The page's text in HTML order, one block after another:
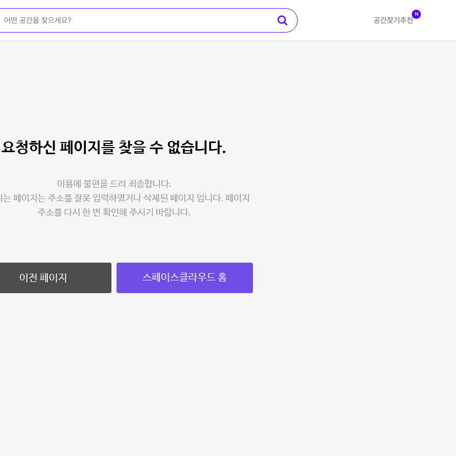
공간찾기 추천
N
요청하신 페이지를 찾을 수 없습니다.
이용에 불편을 드려 죄송합니다.
는 페이지는 주소를 잘못 입력하였거나 삭제된 페이지 입니다. 페이지
주소를 다시 한 번 확인해 주시기 바랍니다.
이전 페이지 스페이스클라우드 홈